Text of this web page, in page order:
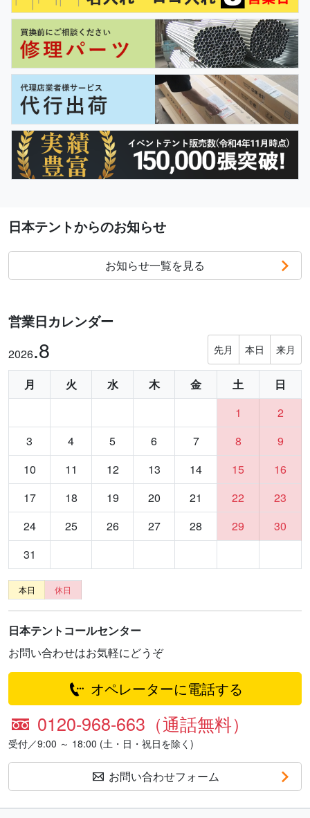
日本テントからのお知らせ
お知らせ一覧を見る
営業日カレンダー
2026.8 先月 本日 来月
月 火 水 木 金 土
日
1
2
3
4 5 6 7 8
9
10
11 12 13 14 15
16
17
18 19 20 21 22
23
24
25 26 27 28 29
30
31
本日 休日
日本テントコールセンター
お問い合わせはお気軽にどうぞ
オペレーターに電話する
0120-968-663（通話無料）
受付／9:00 ～ 18:00 (土・日・祝日を除く)
お問い合わせフォーム